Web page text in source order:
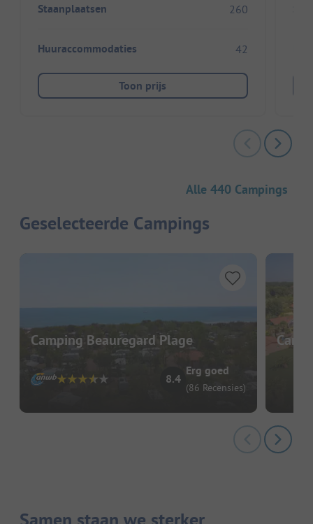
Staanplaatsen 260
Huuraccommodaties 42
Toon prijs
Alle 440 Campings
Geselecteerde Campings
Camping Beauregard Plage
8.4
Erg goed
(86 Recensies)